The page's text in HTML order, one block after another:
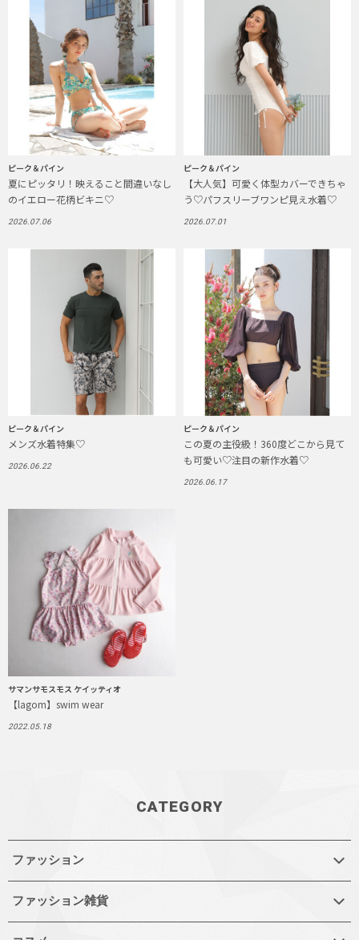
ピーク＆パイン
夏にピッタリ！映えること間違いなし
のイエロー花柄ビキニ♡
2026.07.06
ピーク＆パイン
【大人気】可愛く体型カバーできちゃ
う♡パフスリーブワンピ見え水着♡
2026.07.01
ピーク＆パイン
メンズ水着特集♡
2026.06.22
ピーク＆パイン
この夏の主役級！360度どこから見て
も可愛い♡注目の新作水着♡
2026.06.17
サマンサモスモス ケイッティオ
【lagom】swim wear
2022.05.18
CATEGORY
ファッション
ファッション雑貨